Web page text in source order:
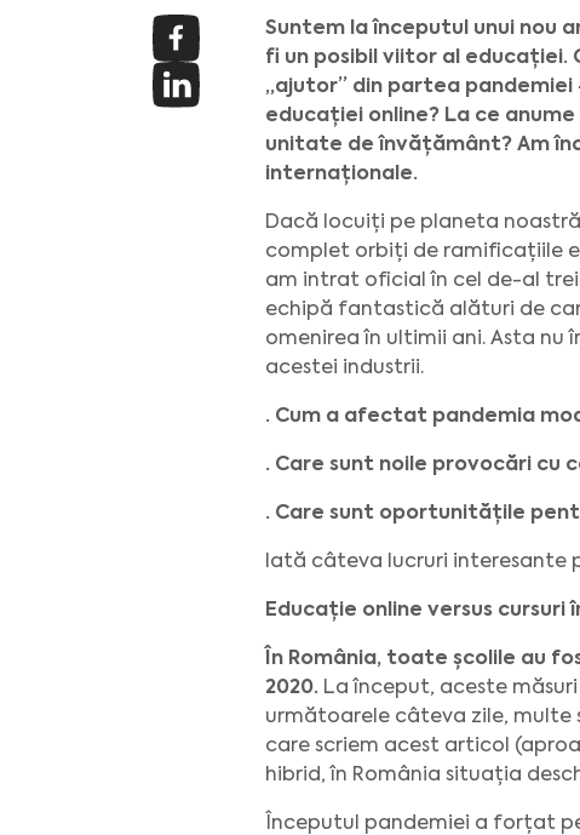
Suntem la începutul unui nou
fi un posibil viitor al educației.
„ajutor” din partea pandemiei
educației online? La ce
unitate de învățământ? Am
internaționale.
Dacă locuiți pe planeta
complet orbiți de ramificațiile
am intrat oficial în cel de-al
echipă fantastică alături de
omenirea în ultimii ani. Asta nu
acestei industrii.
· Cum a afectat pandemia
· Care sunt noile provocări
· Care sunt oportunitățile
Iată câteva lucruri interesante
Educație online versus cursuri
În România, toate școlile au
2020. La început, aceste
următoarele câteva zile, multe
care scriem acest articol
hibrid, în România situația
Începutul pandemiei a forțat